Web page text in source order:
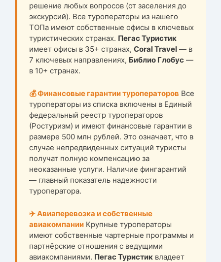
решение любых вопросов (от заселения до
экскурсий). Все туроператоры из нашего
ТОПа имеют собственные офисы в ключевых
туристических странах. Пегас Туристик
имеет офисы в 35+ странах, Coral Travel — в
7 ключевых направлениях, Библио Глобус —
в 10+ странах.
💰 Финансовые гарантии туроператоров Все
туроператоры из списка включены в Единый
федеральный реестр туроператоров
(Ростуризм) и имеют финансовые гарантии в
размере 500 млн рублей. Это означает, что в
случае непредвиденных ситуаций туристы
получат полную компенсацию за
неоказанные услуги. Наличие фингарантий
— главный показатель надежности
туроператора.
✈️ Авиаперевозка и собственные
авиакомпании Крупные туроператоры
имеют собственные чартерные программы и
партнёрские отношения с ведущими
авиакомпаниями. Пегас Туристик владеет